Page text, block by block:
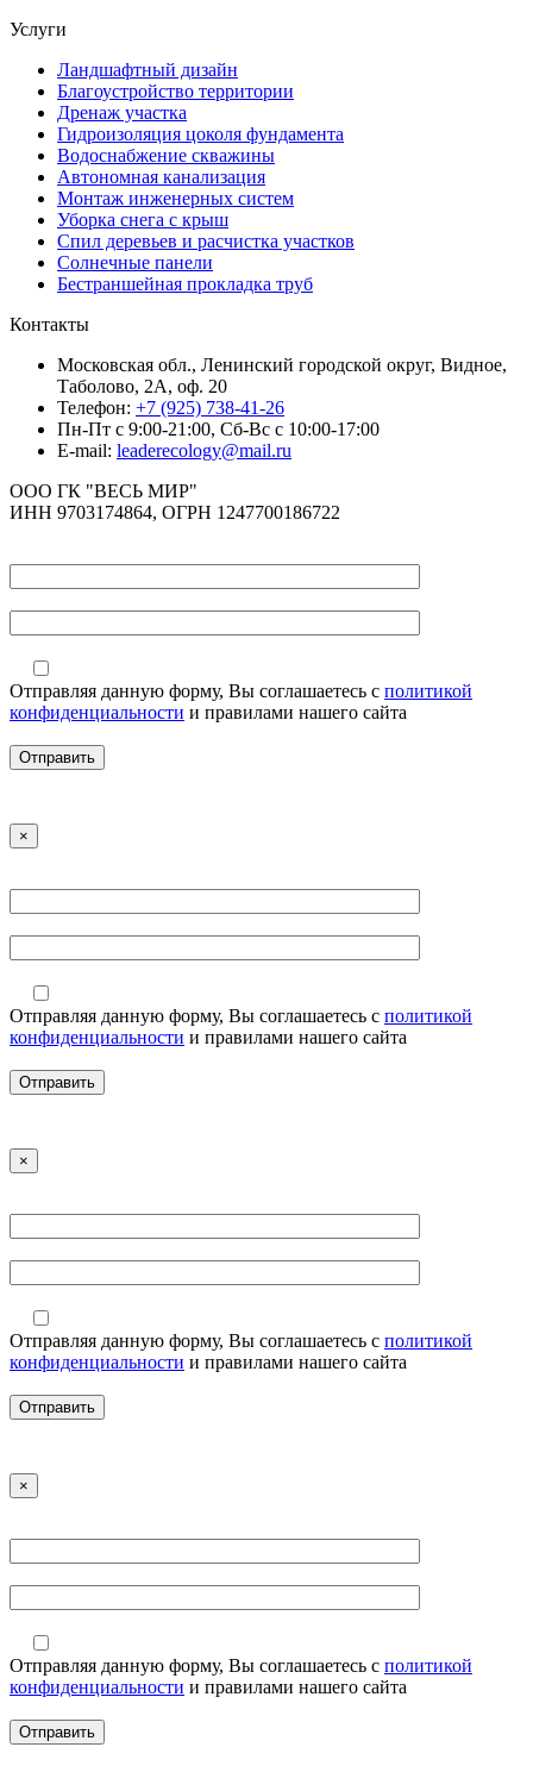
Услуги
Ландшафтный дизайн
Благоустройство территории
Дренаж участка
Гидроизоляция цоколя фундамента
Водоснабжение скважины
Автономная канализация
Монтаж инженерных систем
Уборка снега с крыш
Спил деревьев и расчистка участков
Солнечные панели
Бестраншейная прокладка труб
Контакты
Московская обл., Ленинский городской округ, Видное,
Таболово, 2А, оф. 20
Телефон: +7 (925) 738-41-26
Пн-Пт с 9:00-21:00, Сб-Вс с 10:00-17:00
E-mail: leaderecology@mail.ru
ООО ГК "ВЕСЬ МИР"
ИНН 9703174864, ОГРН 1247700186722
Отправляя данную форму, Вы соглашаетесь с политикой
конфиденциальности и правилами нашего сайта
×
Отправляя данную форму, Вы соглашаетесь с политикой
конфиденциальности и правилами нашего сайта
×
Отправляя данную форму, Вы соглашаетесь с политикой
конфиденциальности и правилами нашего сайта
×
Отправляя данную форму, Вы соглашаетесь с политикой
конфиденциальности и правилами нашего сайта